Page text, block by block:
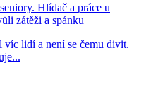
Hlídač a práce u
zátěži a spánku
lidí a není se čemu divit.